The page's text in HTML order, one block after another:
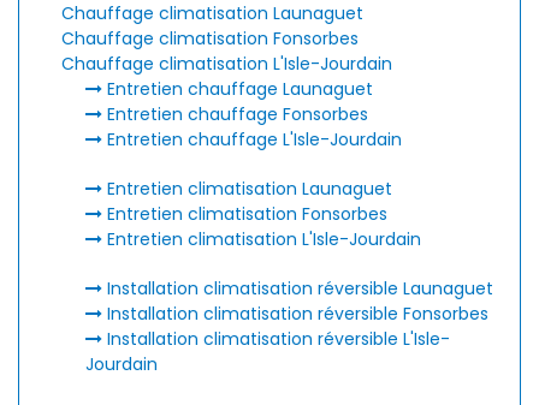
Chauffage climatisation Launaguet
Chauffage climatisation Fonsorbes
Chauffage climatisation L'Isle-Jourdain
Entretien chauffage Launaguet
Entretien chauffage Fonsorbes
Entretien chauffage L'Isle-Jourdain
Entretien climatisation Launaguet
Entretien climatisation Fonsorbes
Entretien climatisation L'Isle-Jourdain
Installation climatisation réversible Launaguet
Installation climatisation réversible Fonsorbes
Installation climatisation réversible L'Isle-
Jourdain